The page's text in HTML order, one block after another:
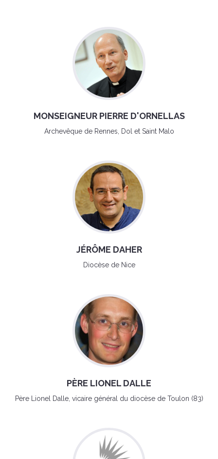
MONSEIGNEUR PIERRE D'ORNELLAS
Archevêque de Rennes, Dol et Saint Malo
JÉRÔME DAHER
Diocèse de Nice
PÈRE LIONEL DALLE
Père Lionel Dalle, vicaire général du diocèse de Toulon (83)